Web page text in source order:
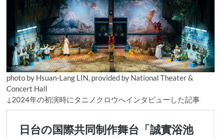
photo by Hsuan-Lang LIN, provided by National Theater &
Concert Hall
↓2024年の初演時にタニノクロウへインタビューした記事